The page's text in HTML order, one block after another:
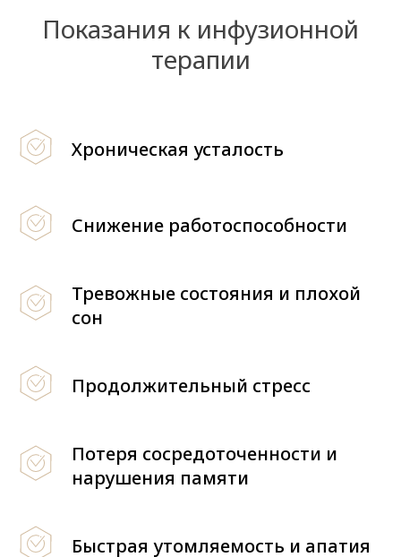
Показания к инфузионной
терапии
Хроническая усталость
Снижение работоспособности
Тревожные состояния и плохой
сон
Продолжительный стресс
Потеря сосредоточенности и
нарушения памяти
Быстрая утомляемость и апатия